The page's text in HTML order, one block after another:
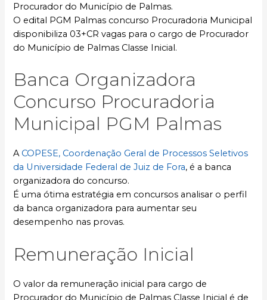
Procurador do Município de Palmas.
O edital PGM Palmas concurso Procuradoria Municipal
disponibiliza 03+CR vagas para o cargo de Procurador
do Município de Palmas Classe Inicial.
Banca Organizadora
Concurso Procuradoria
Municipal PGM Palmas
A COPESE, Coordenação Geral de Processos Seletivos
da Universidade Federal de Juiz de Fora, é a banca
organizadora do concurso.
É uma ótima estratégia em concursos analisar o perfil
da banca organizadora para aumentar seu
desempenho nas provas.
Remuneração Inicial
O valor da remuneração inicial para cargo de
Procurador do Município de Palmas Classe Inicial é de